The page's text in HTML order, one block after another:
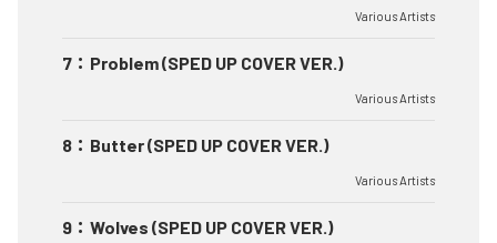
Various Artists
7 ： Problem (SPED UP COVER VER.)
Various Artists
8 ： Butter (SPED UP COVER VER.)
Various Artists
9 ： Wolves (SPED UP COVER VER.)